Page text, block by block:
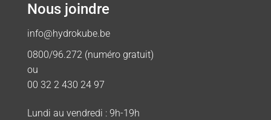
Nous joindre
info@hydrokube.be
0800/96.272 (numéro gratuit)
ou
00 32 2 430 24 97
Lundi au vendredi : 9h-19h